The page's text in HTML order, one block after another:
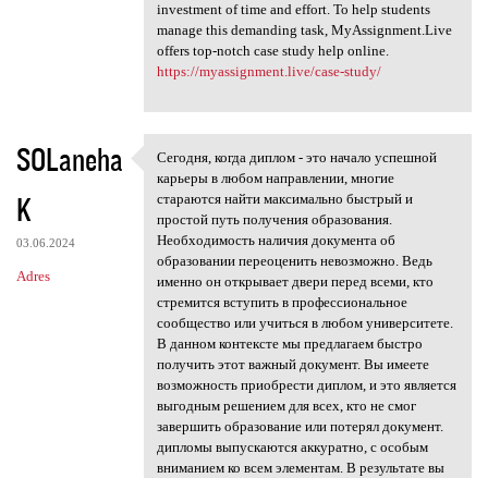
investment of time and effort. To help students
manage this demanding task, MyAssignment.Live
offers top-notch case study help online.
https://myassignment.live/case-study/
SOLaneha
K
03.06.2024
Adres
Сегодня, когда диплом - это
Сегодня, когда диплом - это начало успешной
карьеры в любом направлении, многие
стараются найти максимально быстрый и
простой путь получения образования.
Необходимость наличия документа об
образовании переоценить невозможно. Ведь
именно он открывает двери перед всеми, кто
стремится вступить в профессиональное
сообщество или учиться в любом университете.
В данном контексте мы предлагаем быстро
получить этот важный документ. Вы имеете
возможность приобрести диплом, и это является
выгодным решением для всех, кто не смог
завершить образование или потерял документ.
дипломы выпускаются аккуратно, с особым
вниманием ко всем элементам. В результате вы